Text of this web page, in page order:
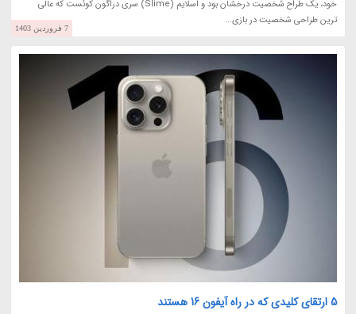
خود، یک طراح شخصیت درخشان بود و اسلایم (Slime) سری دراگون کوئست که عالی
ترین طراحی شخصیت در بازی...
7 فروردین 1403
5 ارتقای کلیدی که در راه آیفون 16 هستند